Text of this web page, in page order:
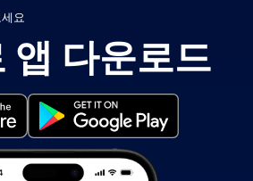
요
앱 다운로드